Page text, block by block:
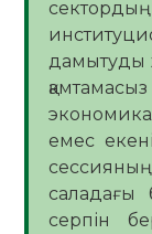
дамытуды
емес
саладағы
серпін